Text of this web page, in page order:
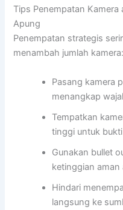
Tips Penempatan Kamera
Apung
Penempatan strategis
menambah jumlah kamera:
Pasang kamera
menangkap
Tempatkan
tinggi untuk
Gunakan bullet
ketinggian aman
Hindari
langsung ke